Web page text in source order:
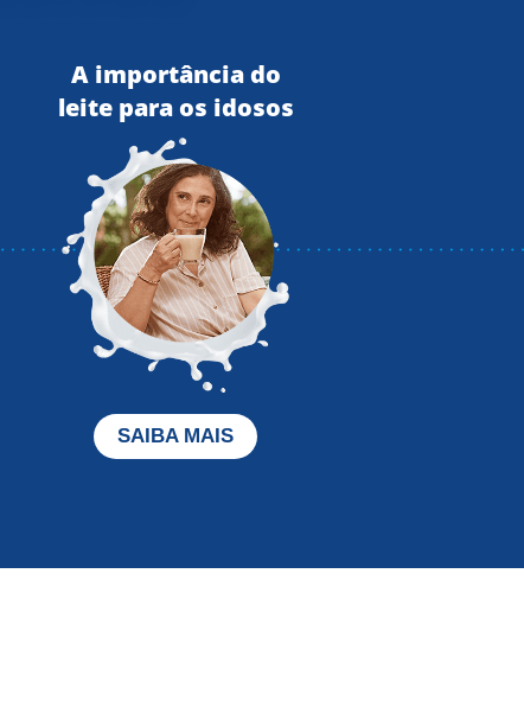
A importância do
leite para os idosos
SAIBA MAIS